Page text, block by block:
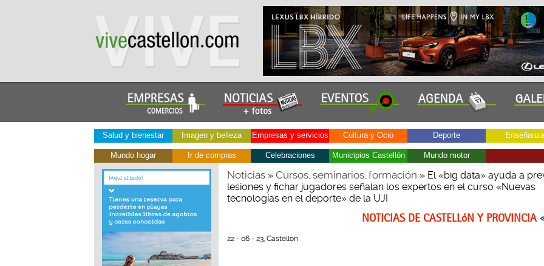
Salud y bienestar Imagen y belleza Empresas y servicios Cultura y Ocio Deporte Enseñanza
Mundo hogar Ir de compras Celebraciones Municipios Castellón Mundo motor
Noticias» Cursos, seminarios, formación » El «big data» ayuda a
lesiones y fichar jugadores señalan los expertos en el curso «Nuevas
tecnologías en el deporte» de la UJI
NOTICIAS DE CASTELLóN Y PROVINCIA
22 - 06 - 23, Castellón